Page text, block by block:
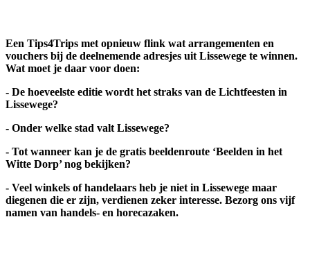
Een Tips4Trips met opnieuw flink wat arrangementen en
vouchers bij de deelnemende adresjes uit Lissewege te winnen.
Wat moet je daar voor doen:
- De hoeveelste editie wordt het straks van de Lichtfeesten in
Lissewege?
- Onder welke stad valt Lissewege?
- Tot wanneer kan je de gratis beeldenroute ‘Beelden in het
Witte Dorp’ nog bekijken?
- Veel winkels of handelaars heb je niet in Lissewege maar
diegenen die er zijn, verdienen zeker interesse. Bezorg ons vijf
namen van handels- en horecazaken.